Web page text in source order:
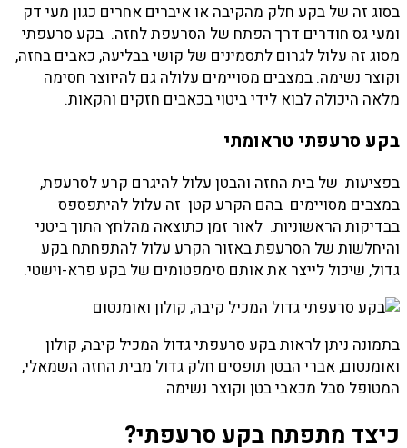
בסוג זה של בקע חלק מהקיבה או איברים אחרים כגון מעי דק
ומעי גס חודרים דרך הפתח של הסרעפת לחזה. בקע סרעפתי
מסוג זה עלול לגרום לתסמינים של קושי בבליעה, כאבים בחזה,
וקוצר נשימה. במצבים מסויימים עלולה גם להיווצר חסימה
מלאה היכולה לבוא לידי ביטוי בכאבים חזקים והקאות.
בקע סרעפתי טראומתי
בפציעות של בית החזה והבטן עלול להיגרם קרע לסרעפת,
במצבים מסויימים בהם הקרע קטן זה עלול להיתפספס
בבדיקות הראשוניות. לאור זמן כתוצאה מהלחץ התוך ביטני
והיחלשות של הסרעפת באזור הקרע עלול להתפחתח בקע
גדול, שיכול לייצר את אותם סימפטומים של בקע פרא-וישטי.
בתמונה ניתן לראות בקע סרעפתי גדול המכיל קיבה, קולון
ואומנטום, אברי הבטן תופסים חלק גדול מבית החזה השמאלי,
המטופל סבל מכאבי בטן וקוצר נשימה.
כיצד מתפתח בקע סרעפתי?